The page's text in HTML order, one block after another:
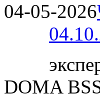
04-05-2026
DOMA